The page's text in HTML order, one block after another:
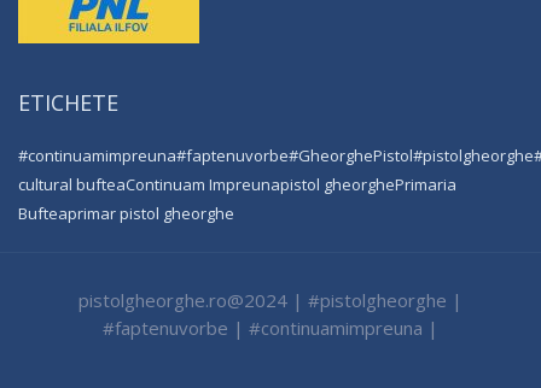
ETICHETE
#continuamimpreuna#faptenuvorbe#GheorghePistol#pistolgheorghe
cultural bufteaContinuam Impreunapistol gheorghePrimaria
Bufteaprimar pistol gheorghe
pistolgheorghe.ro@2024 | #pistolgheorghe |
#faptenuvorbe | #continuamimpreuna |